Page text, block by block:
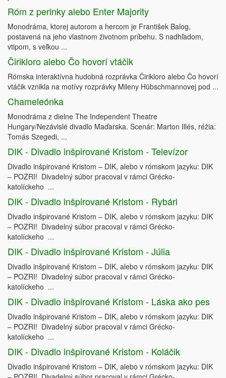
Róm z perinky alebo Enter Majority
Monodráma, ktorej autorom a hercom je František Balog,
postavená na jeho vlastnom životnom príbehu. S nadhľadom,
vtipom, s veľkou ...
Čirikloro alebo Čo hovorí vtáčik
Rómska interaktívna hudobná rozprávka Čirikloro alebo Čo hovorí
vtáčik vznikla na motívy rozprávky Mileny Hübschmannovej pod ...
Chameleónka
Monodráma z dielne The Independent Theatre
Hungary/Nezávislé divadlo Maďarska. Scenár: Marton Illés, réžia:
Tomás Szegedi, ...
DIK - Divadlo inšpirované Kristom - Televízor
Divadlo inšpirované Kristom – DIK, alebo v rómskom jazyku: DIK
– POZRI! Divadelný súbor pracoval v rámci Grécko-
katolíckeho ...
DIK - Divadlo inšpirované Kristom - Rybári
Divadlo inšpirované Kristom – DIK, alebo v rómskom jazyku: DIK
– POZRI! Divadelný súbor pracoval v rámci Grécko-
katolíckeho ...
DIK - Divadlo inšpirované Kristom - Júlia
Divadlo inšpirované Kristom – DIK, alebo v rómskom jazyku: DIK
– POZRI! Divadelný súbor pracoval v rámci Grécko-
katolíckeho ...
DIK - Divadlo inšpirované Kristom - Láska ako pes
Divadlo inšpirované Kristom – DIK, alebo v rómskom jazyku: DIK
– POZRI! Divadelný súbor pracoval v rámci Grécko-
katolíckeho ...
DIK - Divadlo inšpirované Kristom - Koláčik
Divadlo inšpirované Kristom – DIK, alebo v rómskom jazyku: DIK